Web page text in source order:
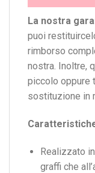
La nostra
puoi
rimborso
nostra. Inoltre,
piccolo oppure
sostituzione in
Realizzato
graffi che